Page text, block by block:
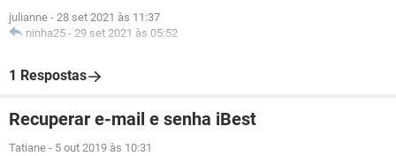
julianne - 28 set 2021 às 11:37
ninha25 - 29 set 2021 às 05:52
1 Respostas
Recuperar e-mail e senha iBest
Tatiane - 5 out 2019 às 10:31